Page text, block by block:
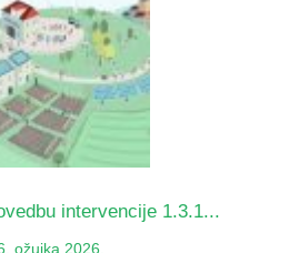
intervencije 1.3.1...
ožujka 2026.